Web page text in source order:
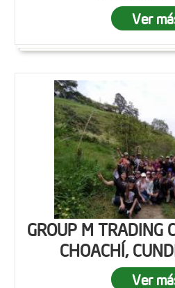
Ver
GROUP M TRADING
CHOACHÍ,
Ver